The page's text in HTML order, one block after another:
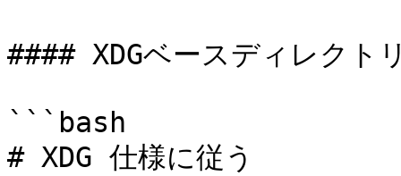
#### XDGベースディレクト
```bash
# XDG 仕様に従う